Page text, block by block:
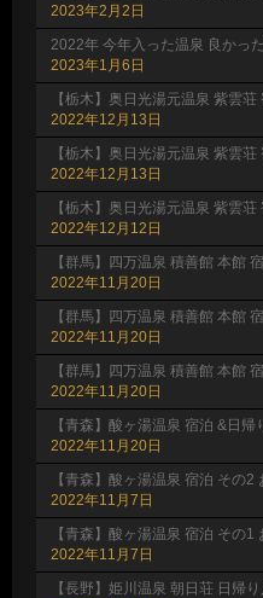
2023年2月2日
2022年 今年入った温泉 良かっ
2023年1月6日
【栃木】奥日光湯元温泉 紫雲
2022年12月13日
【栃木】奥日光湯元温泉 紫雲
2022年12月13日
【栃木】奥日光湯元温泉 紫
2022年12月12日
【群馬】四万温泉 積善館 本館
2022年11月20日
【群馬】四万温泉 積善館 本館
2022年11月20日
【群馬】四万温泉 積善館 本
2022年11月20日
【青森】酸ヶ湯温泉 宿泊 &日
2022年11月20日
【青森】酸ヶ湯温泉 宿泊 その2
2022年11月7日
【青森】酸ヶ湯温泉 宿泊 そ
2022年11月7日
【長野】姫川温泉 朝日荘 日